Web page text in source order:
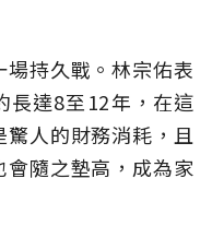
持久戰。林宗佑表
長達8至12年，在這
人的財務消耗，且
隨之墊高，成為家